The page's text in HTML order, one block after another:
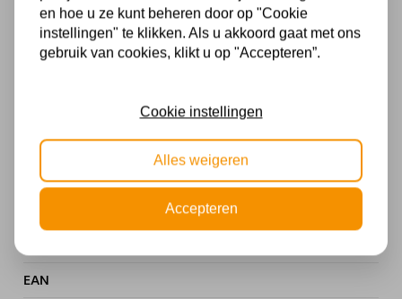
Bruin,Goud
Stijl
Design
EAN
en hoe u ze kunt beheren door op "Cookie
instellingen" te klikken. Als u akkoord gaat met ons
gebruik van cookies, klikt u op "Accepteren”.
Cookie instellingen
Alles weigeren
Accepteren